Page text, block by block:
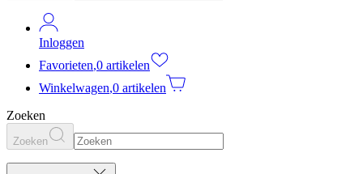
Inloggen
Favorieten,0 artikelen
Winkelwagen,0 artikelen
Zoeken
Zoeken